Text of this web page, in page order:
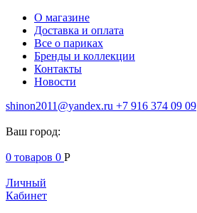
О магазине
Доставка и оплата
Все о париках
Бренды и коллекции
Контакты
Новости
shinon2011@yandex.ru +7 916 374 09 09
Ваш город:
0 товаров 0 Р
Личный
Кабинет